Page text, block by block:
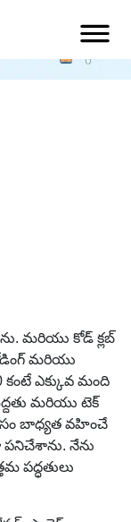
James-Cluff
మరియు కోడ్ క్లబ్
మరియు
ఎక్కువ మంది
మరియు టెక్
బాధ్యత వహించే
పనిచేశాను. నేను
పద్ధతులు